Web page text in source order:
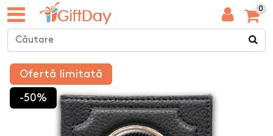
0
Ofertă limitată
-50%